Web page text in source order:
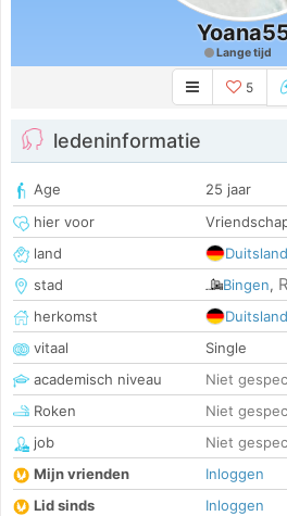
Lange tijd
5
ledeninformatie
Age
25 jaar
hier voor
land
Duitsland
stad
Bingen,
herkomst
Duitsland
vitaal
Single
academisch niveau
Niet
Roken
Niet
job
Niet
Mijn vrienden
Inloggen
Lid sinds
Inloggen